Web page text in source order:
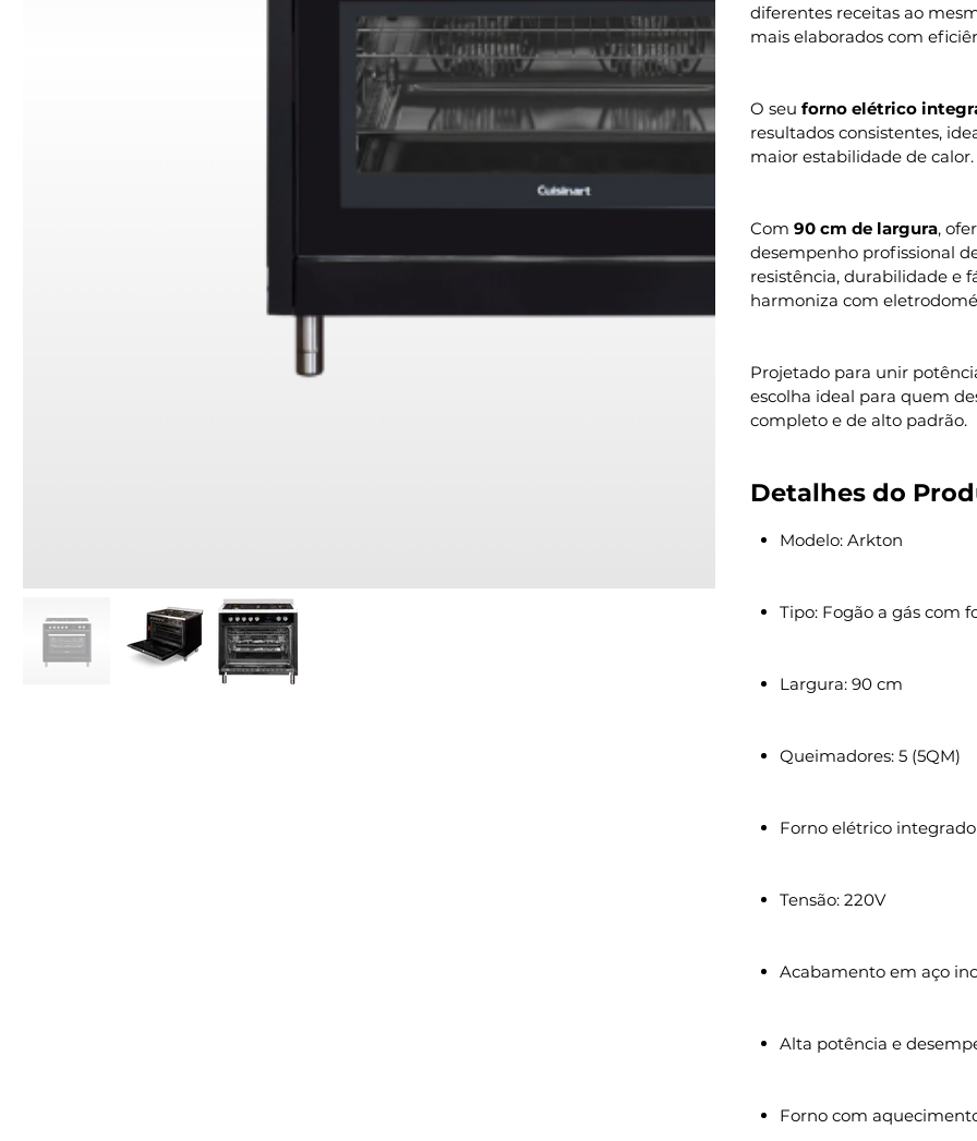
diferentes receitas ao
mais elaborados com
O seu forno elétrico
resultados consistentes,
maior estabilidade de calor.
Com 90 cm de largura,
desempenho profissional
resistência, durabilidade e
harmoniza com
Projetado para unir
escolha ideal para quem
completo e de alto padrão.
Detalhes do
Modelo: Arkton
Tipo: Fogão a gás com
Largura: 90 cm
Queimadores: 5 (5QM)
Forno elétrico integrado
Tensão: 220V
Acabamento em aço
Alta potência e
Forno com